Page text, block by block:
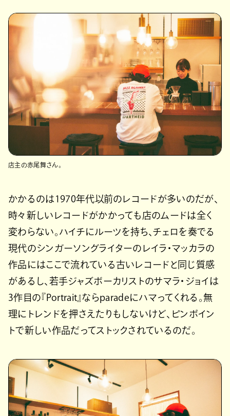
店主の赤尾舞さん。
かかるのは1970年代以前のレコードが多いのだが、
時々新しいレコードがかかっても店のムードは全く
変わらない。ハイチにルーツを持ち、チェロを奏でる
現代のシンガーソングライターのレイラ・マッカラの
作品にはここで流れている古いレコードと同じ質感
があるし、若手ジャズボーカリストのサマラ・ジョイは
3作目の『Portrait』ならparadeにハマってくれる。無
理にトレンドを押さえたりもしないけど、ピンポイン
トで新しい作品だってストックされているのだ。